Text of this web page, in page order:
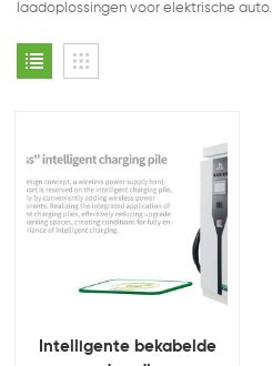
laadoplossingen voor elektrische auto.
Intelligente bekabelde